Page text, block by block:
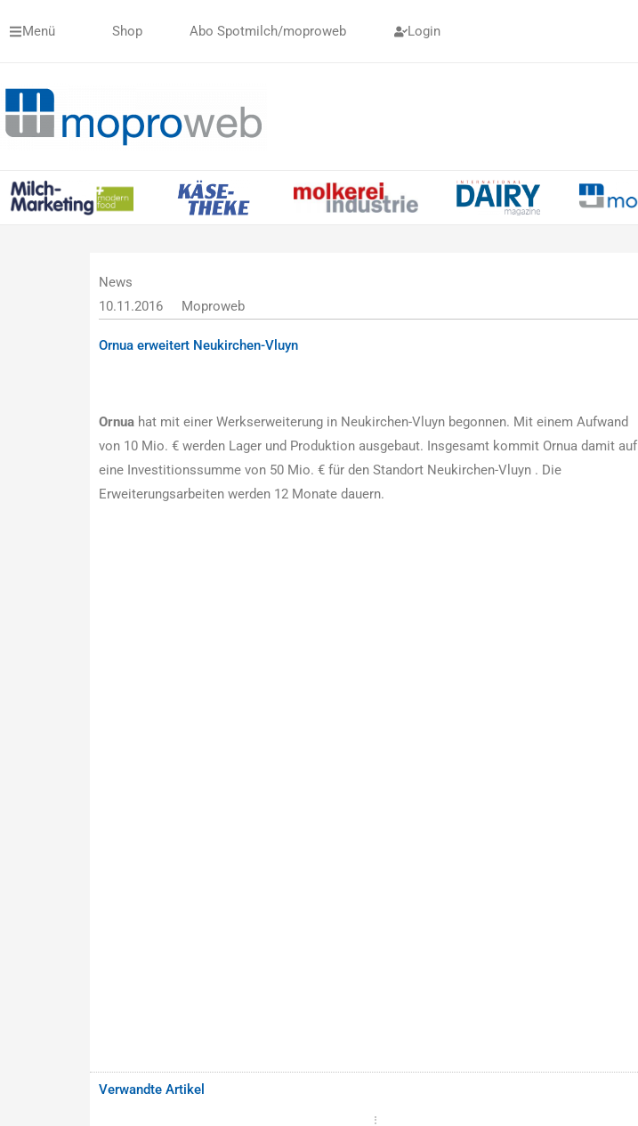
InhaltMenü Shop Abo Spotmilch/moproweb Login
News
10.11.2016
Moproweb
Ornua erweitert Neukirchen-Vluyn
Ornuahat mit einer Werkserweiterung in Neukirchen-Vluyn begonnen. Mit einem Aufwand
von 10 Mio. € werden Lager und Produktion ausgebaut. Insgesamt kommit Ornua damit auf
eine Investitionssumme von 50 Mio. € für den Standort Neukirchen-Vluyn . Die
Erweiterungsarbeiten werden 12 Monate dauern.
Verwandte Artikel